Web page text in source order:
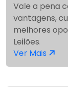
Vale a pena
vantagens,
melhores
Leilões.
Ver Mais